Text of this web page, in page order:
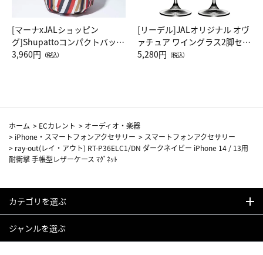
[マーナxJALショッピン
グ]Shupattoコンパクトバッグ
Drop JAL客室乗務員（LC）ス
3,960円 （税込）
[リーデル]JALオリジナル オヴ
ァチュア ワイングラス2脚セッ
ト（レッドワイン）
5,280円 （税込）
ホーム > ECカレント > オーディオ・楽器
> iPhone・スマートフォンアクセサリー > スマートフォンアクセサリー
> ray-out(レイ・アウト) RT-P36ELC1/DN ダークネイビー iPhone 14 / 13用
耐衝撃 手帳型レザーケース ﾏｸﾞﾈｯﾄ
カテゴリを選ぶ
ジャンルを選ぶ